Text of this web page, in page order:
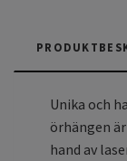
Unika och
örhängen
hand av